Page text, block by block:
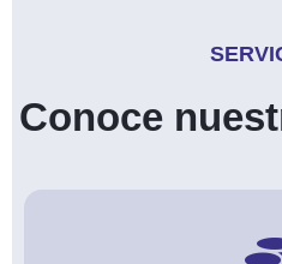
Conoce